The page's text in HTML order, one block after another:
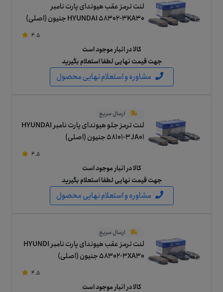
لنت ترمز عقب هیوندای پارت نامبر
HYUNDAI 58302-3KA30 جنیون (اصلی)
4.5
کالا در انبار موجود است
جهت قیمت نهایی لطفا استعلام بگیرید
مشاوره و استعلام نهایی محصول
ارسال سریع
لنت ترمز جلو هیوندای پارت نامبر HYUNDAI
58101-3JA01 جنیون (اصلی)
4.5
کالا در انبار موجود است
جهت قیمت نهایی لطفا استعلام بگیرید
مشاوره و استعلام نهایی محصول
ارسال سریع
لنت ترمز عقب هیوندای پارت نامبر HYUNDI
58302-3XA30 جنیون (اصلی)
4.5
کالا در انبار موجود است